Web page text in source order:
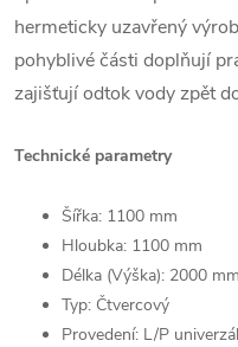
hermeticky uzavřený
pohyblivé části doplňují
zajišťují odtok vody zpět
Technické parametry
Šířka: 1100 mm
Hloubka: 1100 mm
Délka (Výška): 2000 mm
Typ: Čtvercový
Provedení: L/P